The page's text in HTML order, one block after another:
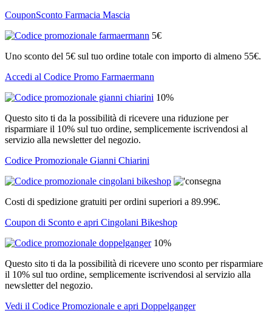
CouponSconto Farmacia Mascia
5€
Uno sconto del 5€ sul tuo ordine totale con importo di almeno 55€.
Accedi al Codice Promo Farmaermann
10%
Questo sito ti da la possibilità di ricevere una riduzione per
risparmiare il 10% sul tuo ordine, semplicemente iscrivendosi al
servizio alla newsletter del negozio.
Codice Promozionale Gianni Chiarini
Costi di spedizione gratuiti per ordini superiori a 89.99€.
Coupon di Sconto e apri Cingolani Bikeshop
10%
Questo sito ti da la possibilità di ricevere uno sconto per risparmiare
il 10% sul tuo ordine, semplicemente iscrivendosi al servizio alla
newsletter del negozio.
Vedi il Codice Promozionale e apri Doppelganger